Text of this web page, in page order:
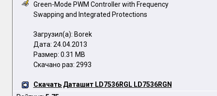
Green-Mode PWM Controller with Frequency
Swapping and Integrated Protections
Загрузил(а): Borek
Дата: 24.04.2013
Размер: 0.31 MB
Скачано раз: 2993
Скачать Даташит LD7536RGL LD7536RGN